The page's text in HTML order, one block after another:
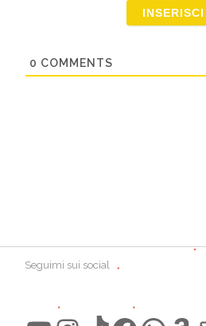
0 COMMENTS
Seguimi sui social